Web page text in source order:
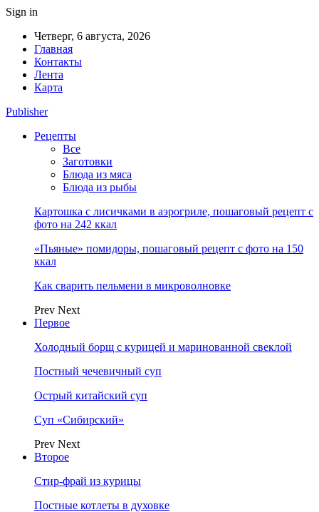
Sign in
Четверг, 6 августа, 2026
Главная
Контакты
Лента
Карта
Publisher
Рецепты
Все
Заготовки
Блюда из мяса
Блюда из рыбы
Картошка с лисичками в аэрогриле, пошаговый рецепт с
фото на 242 ккал
«Пьяные» помидоры, пошаговый рецепт с фото на 150
ккал
Как сварить пельмени в микроволновке
Prev Next
Первое
Холодный борщ с курицей и маринованной свеклой
Постный чечевичный суп
Острый китайский суп
Суп «Сибирский»
Prev Next
Второе
Стир-фрай из курицы
Постные котлеты в духовке